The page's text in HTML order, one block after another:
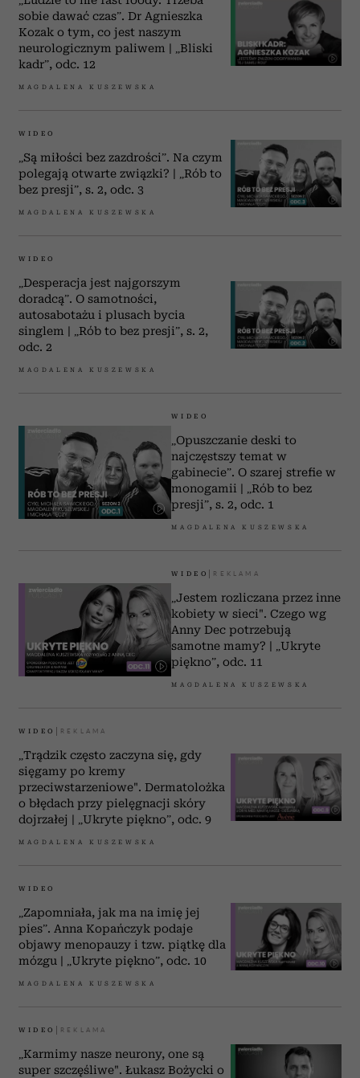
sobie dawać czas”. Dr Agnieszka
Kozak o tym, co jest naszym
neurologicznym paliwem | „Bliski
kadr”, odc. 12
MAGDALENA KUSZEWSKA
WIDEO
„Są miłości bez zazdrości”. Na czym
polegają otwarte związki? | „Rób to
bez presji”, s. 2, odc. 3
MAGDALENA KUSZEWSKA
WIDEO
„Desperacja jest najgorszym
doradcą”. O samotności,
autosabotażu i plusach bycia
singlem | „Rób to bez presji”, s. 2,
odc. 2
MAGDALENA KUSZEWSKA
WIDEO
„Opuszczanie deski to
najczęstszy temat w
gabinecie”. O szarej strefie w
monogamii | „Rób to bez
presji”, s. 2, odc. 1
MAGDALENA KUSZEWSKA
WIDEO
„Jestem rozliczana przez inne
kobiety w sieci". Czego wg
Anny Dec potrzebują
samotne mamy? | „Ukryte
piękno”, odc. 11
MAGDALENA KUSZEWSKA
WIDEO
„Trądzik często zaczyna się, gdy
sięgamy po kremy
przeciwstarzeniowe". Dermatolożka
o błędach przy pielęgnacji skóry
dojrzałej | „Ukryte piękno”, odc. 9
MAGDALENA KUSZEWSKA
WIDEO
„Zapomniała, jak ma na imię jej
pies”. Anna Kopańczyk podaje
objawy menopauzy i tzw. piątkę dla
mózgu | „Ukryte piękno”, odc. 10
MAGDALENA KUSZEWSKA
WIDEO
„Karmimy nasze neurony, one są
super szczęśliwe". Łukasz Bożycki o